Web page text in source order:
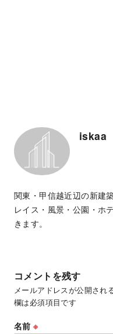
iskaa
関東・甲信越近辺の新建
レイス・風景・公園・ホ
きます。
コメントを残す
メールアドレスが公開され
欄は必須項目です
名前※